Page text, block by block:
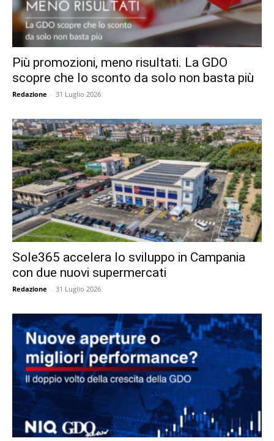
Più promozioni, meno risultati. La GDO
scopre che lo sconto da solo non basta più
Redazione - 31 Luglio 2026
Sole365 accelera lo sviluppo in Campania
con due nuovi supermercati
Redazione - 31 Luglio 2026